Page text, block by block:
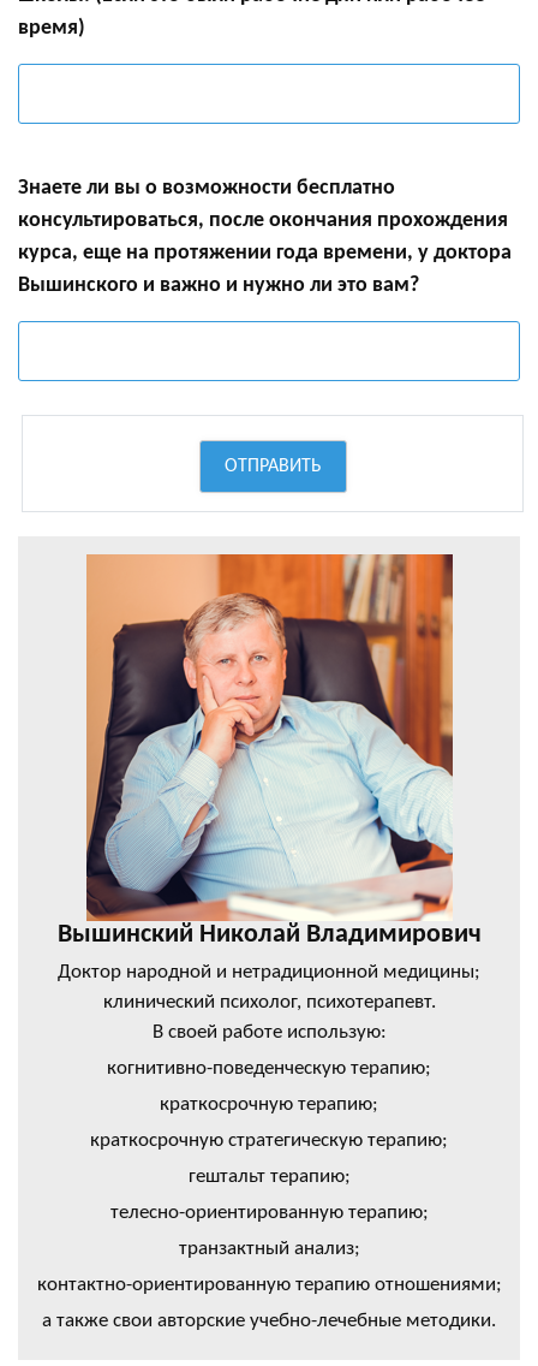
время)
Знаете ли вы о возможности бесплатно
консультироваться, после окончания прохождения
курса, еще на протяжении года времени, у доктора
Вышинского и важно и нужно ли это вам?
Вышинский Николай Владимирович
Доктор народной и нетрадиционной медицины;
клинический психолог, психотерапевт.
В своей работе использую:
когнитивно-поведенческую терапию;
краткосрочную терапию;
краткосрочную стратегическую терапию;
гештальт терапию;
телесно-ориентированную терапию;
транзактный анализ;
контактно-ориентированную терапию отношениями;
а также свои авторские учебно-лечебные методики.